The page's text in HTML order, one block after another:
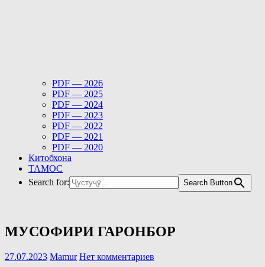
PDF — 2026
PDF — 2025
PDF — 2024
PDF — 2023
PDF — 2022
PDF — 2021
PDF — 2020
Китобхона
ТАМОС
Search for:
Search Button
МУСОФИРИ ГАРОНБОР
27.07.2023 Mamur Нет комментариев